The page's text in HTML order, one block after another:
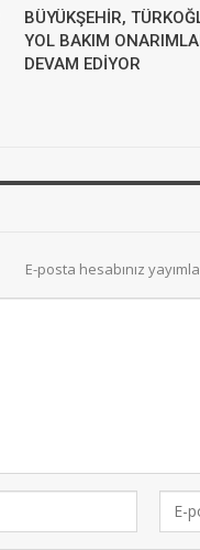
BÜYÜKŞEHİR,
YOL BAKIM
DEVAM EDİYOR
E-posta hesabınız